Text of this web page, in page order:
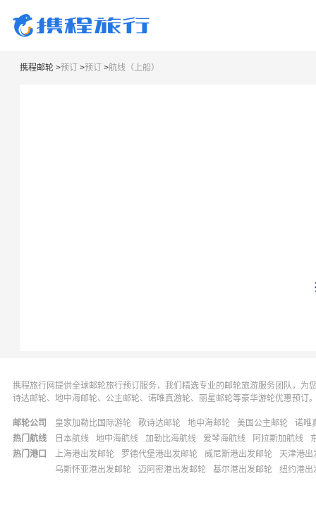
携程邮轮 >预订 >预订 >航线（上船）
携程旅行网提供全球邮轮旅行预订服务，我们精选专业的邮轮旅游服务团队，
诗达邮轮、地中海邮轮、公主邮轮、诺唯真游轮、丽星邮轮等豪华游轮优惠预订
邮轮公司 皇家加勒比国际游轮 歌诗达邮轮 地中海邮轮 美国公主邮轮
诺唯
热门航线
日本航线 地中海航线 加勒比海航线 爱琴海航线 阿拉斯加航线
热门港口
上海港出发邮轮 罗德代堡港出发邮轮 威尼斯港出发邮轮
天津港出
乌斯怀亚港出发邮轮
迈阿密港出发邮轮 基尔港出发邮轮 纽约港出